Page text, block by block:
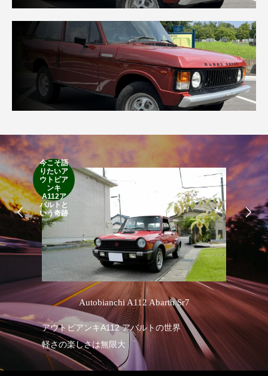
今こそ語
りたいア
ウトビア
ンキ
A112ア
バルトと
いう奇跡
Autobianchi A112 Abarth Sr7
アウトビアンキA112 アバルトの世界
軽さの楽しさは無限大